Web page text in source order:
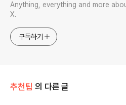
Anything, everything and more
X.
구독하기
추천팁 의 다른 글